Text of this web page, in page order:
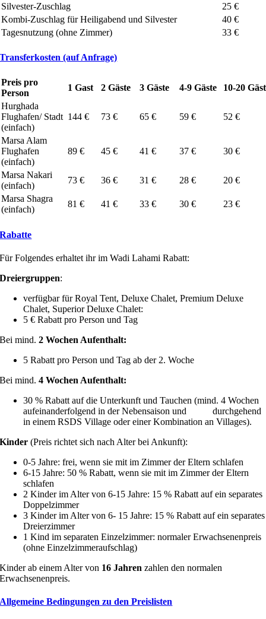
Silvester-Zuschlag
25 €
Kombi-Zuschlag für Heiligabend und Silvester
40 €
Tagesnutzung (ohne Zimmer)
33 €
Transferkosten (auf Anfrage)
Preis pro
Person
1 Gast 2 Gäste 3 Gäste 4-9 Gäste
10-20
Hurghada
Flughafen/ Stadt
(einfach)
144 € 73 € 65 € 59 € 52 €
Marsa Alam
Flughafen
(einfach)
89 € 45 € 41 € 37 € 30 €
Marsa Nakari
(einfach)
73 € 36 € 31 € 28 €
20 €
Marsa Shagra
(einfach)
81 € 41 € 33 € 30 € 23 €
Rabatte
Für Folgendes erhaltet ihr im Wadi Lahami Rabatt:
Dreiergruppen:
verfügbar für Royal Tent, Deluxe Chalet, Premium Deluxe
Chalet, Superior Deluxe Chalet:
5 € Rabatt pro Person und Tag
Bei mind.2 Wochen Aufenthalt:
5 Rabatt pro Person und Tag ab der 2. Woche
Bei mind.4 Wochen Aufenthalt:
30 % Rabatt auf die Unterkunft und Tauchen (mind. 4 Wochen
aufeinanderfolgend in der Nebensaison und durchgehend
in einem RSDS Village oder einer Kombination an Villages).
Kinder (Preis richtet sich nach Alter bei Ankunft):
0-5 Jahre: frei, wenn sie mit im Zimmer der Eltern schlafen
6-15 Jahre: 50 % Rabatt, wenn sie mit im Zimmer der Eltern
schlafen
2 Kinder im Alter von 6-15 Jahre: 15 % Rabatt auf ein separates
Doppelzimmer
3 Kinder im Alter von 6- 15 Jahre: 15 % Rabatt auf ein separates
Dreierzimmer
1 Kind im separaten Einzelzimmer: normaler Erwachsenenpreis
(ohne Einzelzimmeraufschlag)
Kinder ab einem Alter von 16 Jahren zahlen den normalen
Erwachsenenpreis.
Allgemeine Bedingungen zu den Preislisten